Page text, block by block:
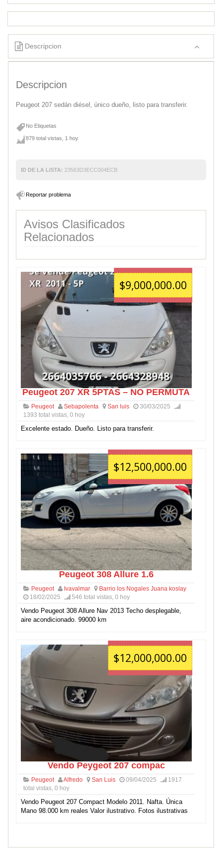
Descripcion
Descripcion
Peugeot 207 sedán diésel, único dueño, listo para transferir.
No Etiquetas
879 total vistas, 1 hoy
ID DE LA LISTA: 23563D3ECC004ECB
Reportar problema
Avisos Clasificados
Relacionados
$9,000,000.00
Peugeot 207 XR 5PTAS – NO PERMUTA
Peugeot Sebapolenta San luis
30/03/2025
1393 total vistas, 0 hoy
Excelente estado. Dueño. Listo para transferir.
$12,500,000.00
Peugeot 308 Allure 1.6
Peugeot Ivavalmar
Barrio los Nogales Juana koslay
18/02/2025
546 total vistas, 0 hoy
Vendo Peugeot 308 Allure Nav 2013 Techo desplegable,
aire acondicionado. 99000 km
$12,000,000.00
Vendo Peygeot 207 compac
Peugeot Alfredo San Luis 09/04/2025
1917
total vistas, 0 hoy
Vendo Peugeot 207 Compact Modelo 2011. Nafta. Única
Mano 98.000 km reales Valor ilustrativo. Fotos ilustrativas